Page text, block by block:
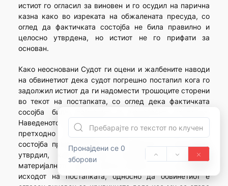
Пронајдени се 0
зборови
истиот го огласил за виновен и го осудил на парична
казна како во изреката на обжалената пресуда, со
оглед да фактичката состојба не била правилно и
целосно утврдена, но истиот не го прифати за
основан.
Како неосновани Судот ги оцени и жалбените наводи
на обвинетиот дека судот погрешно постапил кога го
задолжил истиот да ги надомести трошоците сторени
во текот на постапката, со оглед дека фактичката
сосојба била погрешно и нецелосно утврдена.
Наведеното од причина што имајќи го во предвид
претходно наведеното, односно да фактичката
состојба првостепениот суд правилно и целосно ја
утврдил, како и дека правилно го применил
материјалното право, притоа имајќи го во предвид и
исходот на постапката, односно да обвинетиот е